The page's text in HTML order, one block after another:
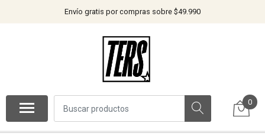
Envío gratis por compras sobre $49.990
0